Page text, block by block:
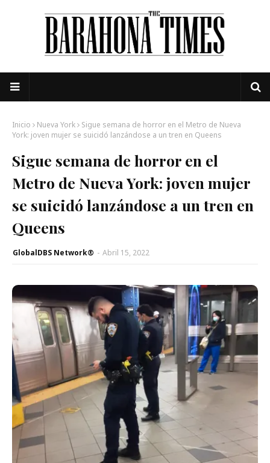
Inicio Nueva York
Sigue semana de horror en el Metro de Nueva
York: joven mujer se suicidó lanzándose a un tren en Queens
Sigue semana de horror en el
Metro de Nueva York: joven mujer
se suicidó lanzándose a un tren en
Queens
GlobalDBS Network® - Abril 15, 2022